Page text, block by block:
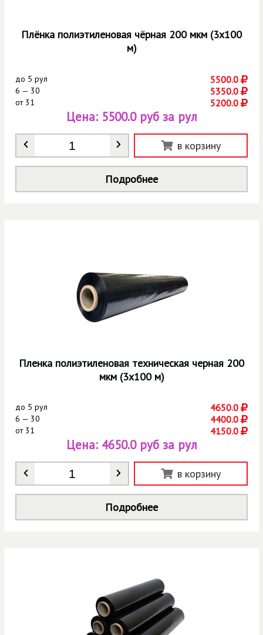
Плёнка полиэтиленовая чёрная 200 мкм (3х100
м)
до 5 рул 5500.0
6 — 30 5350.0
от31 5200.0
Количество
Цена: 5500.0 руб за рул
в корзину
Подробнее
Пленка полиэтиленовая техническая черная 200
мкм (3х100 м)
до 5 рул 4650.0
6 — 30 4400.0
от31 4150.0
Количество
Цена: 4650.0 руб за рул
в корзину
Подробнее